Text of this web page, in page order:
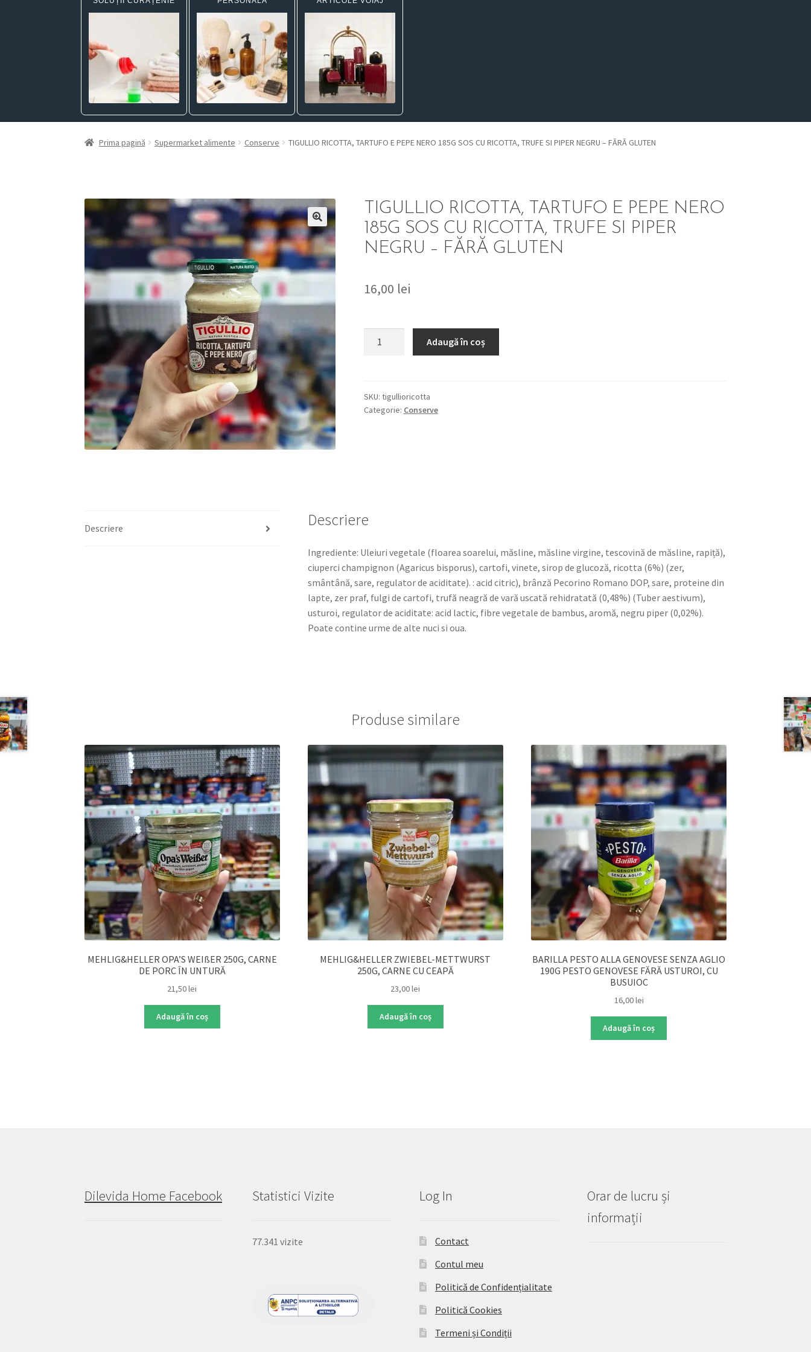
Prima pagină Supermarket alimente Conserve TIGULLIO RICOTTA, TARTUFO E PEPE NERO 185G SOS CU RICOTTA, TRUFE SI PIPER NEGRU – FĂRĂ GLUTEN
TIGULLIO RICOTTA, TARTUFO E PEPE NERO
185G SOS CU RICOTTA, TRUFE SI PIPER
NEGRU – FĂRĂ GLUTEN
16,00 lei
E
PEPE
SI
NEGRU
FĂRĂ
GLUTEN
Adaugă în coș
SKU: tigullioricotta
Categorie: Conserve
Descriere Descriere
Ingrediente: Uleiuri vegetale (floarea soarelui, măsline, măsline virgine, tescovină de măsline, rapiță),
ciuperci champignon (Agaricus bisporus), cartofi, vinete, sirop de glucoză, ricotta (6%) (zer,
smântână, sare, regulator de aciditate). : acid citric), brânză Pecorino Romano DOP, sare, proteine ​​din
lapte, zer praf, fulgi de cartofi, trufă neagră de vară uscată rehidratată (0,48%) (Tuber aestivum),
usturoi, regulator de aciditate: acid lactic, fibre vegetale de bambus, aromă, negru piper (0,02%).
Poate contine urme de alte nuci si oua.
Produse similare
MEHLIG&HELLER OPA’S WEIßER 250G, CARNE
DE PORC ÎN UNTURĂ
21,50lei
Adaugă în coș
MEHLIG&HELLER ZWIEBEL-METTWURST
250G, CARNE CU CEAPĂ
23,00lei
Adaugă în coș
BARILLA PESTO ALLA GENOVESE SENZA AGLIO
190G PESTO GENOVESE FĂRĂ USTUROI, CU
BUSUIOC
16,00lei
Adaugă în coș
Dilevida Home Facebook Statistici Vizite
77.341 vizite
Log In
Contact
Contul meu
Politică de Confidențialitate
Politică Cookies
Termeni și Condiții
Orar de lucru și
informații